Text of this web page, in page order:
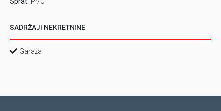
SADRŽAJI NEKRETNINE
Garaža